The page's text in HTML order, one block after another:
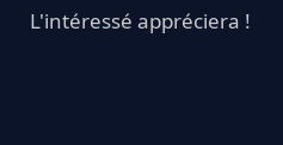
L'intéressé appréciera !